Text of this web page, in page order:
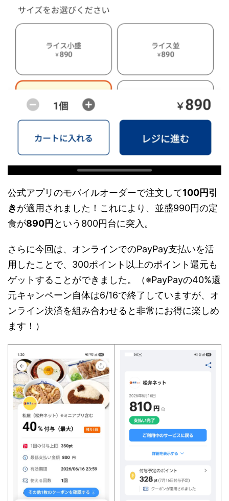
公式アプリのモバイルオーダーで注文して100円引
きが適用されました！これにより、並盛990円の定
食が890円 という800円台に突入。
さらに今回は、オンラインでのPayPay支払いを活
用したことで、300ポイント以上のポイント還元も
ゲットすることができました。（※PayPayの40%還
元キャンペーン自体は6/16で終了していますが、オ
ンライン決済を組み合わせると非常にお得に楽しめ
ます！）